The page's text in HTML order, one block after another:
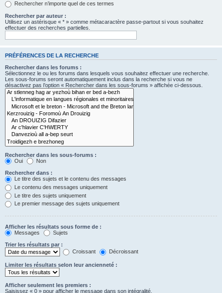
Rechercher n’importe quel de ces termes
Rechercher par auteur :
Utilisez un astérisque « * » comme métacaractère passe-partout si vous souhaitez
effectuer des recherches partielles.
PRÉFÉRENCES DE LA RECHERCHE
Rechercher dans les forums :
Sélectionnez le ou les forums dans lesquels vous souhaitez effectuer une recherche.
Les sous-forums seront automatiquement inclus dans la recherche si vous ne
désactivez pas l’option « Rechercher dans les sous-forums » affichée ci-dessous.
Rechercher dans les sous-forums :
Oui
Non
Rechercher dans :
Le titre des sujets et le contenu des messages
Le contenu des messages uniquement
Le titre des sujets uniquement
Le premier message des sujets uniquement
Afficher les résultats sous forme de :
Messages
Sujets
Trier les résultats par :
Croissant
Décroissant
Limiter les résultats selon leur ancienneté :
Afficher seulement les premiers :
Saisissez « 0 » pour afficher le message dans son intégralité.